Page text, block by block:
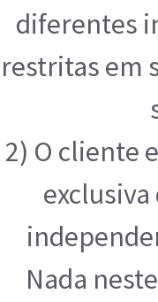
diferentes
restritas em
2) O cliente
Nada